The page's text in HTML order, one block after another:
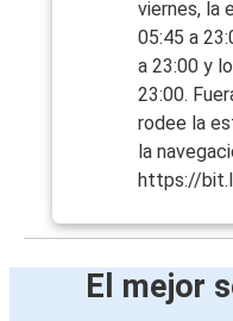
viernes, la
05:45 a
a 23:00 y
23:00.
rodee la
la
https://
El mejor